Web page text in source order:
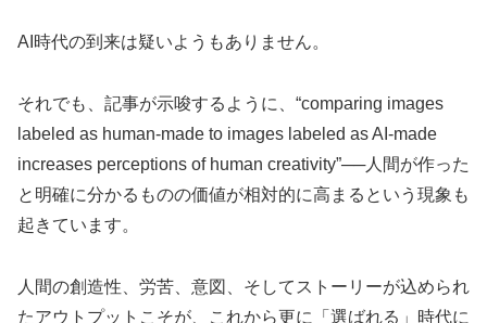
AI時代の到来は疑いようもありません。
それでも、記事が示唆するように、“comparing images
labeled as human-made to images labeled as AI-made
increases perceptions of human creativity”──人間が作った
と明確に分かるものの価値が相対的に高まるという現象も
起きています。
人間の創造性、労苦、意図、そしてストーリーが込められ
たアウトプットこそが、これから更に「選ばれる」時代に